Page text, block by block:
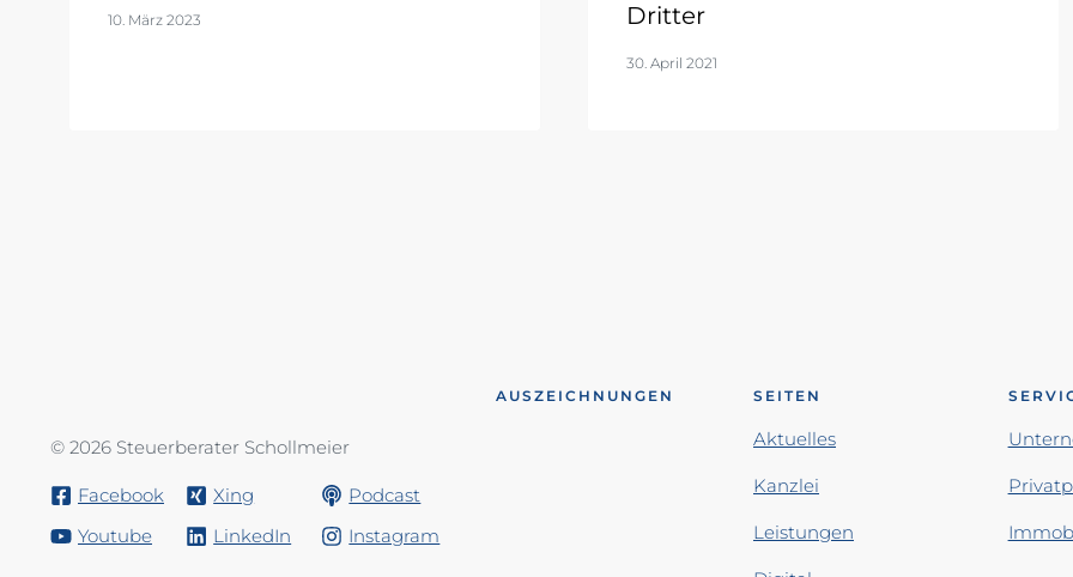
10. März 2023
Dritter
30. April 2021
© 2026 Steuerberater Schollmeier
Facebook Xing
Podcast
Youtube
LinkedIn Instagram
AUSZEICHNUNGEN SEITEN
Aktuelles
Kanzlei
Leistungen